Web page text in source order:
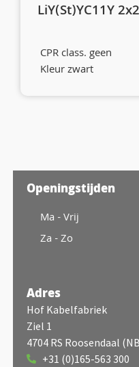
LiY(St)YC11Y
CPR class. geen
Kleur zwart
Openingstijden
Ma - Vrij
Za - Zo
Adres
Hof Kabelfabriek
Ziel 1
4704 RS Roosendaal
+31 (0)165-563 300